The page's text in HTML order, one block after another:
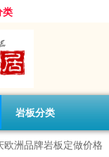
类
岩板分类
欧洲品牌岩板定做价格